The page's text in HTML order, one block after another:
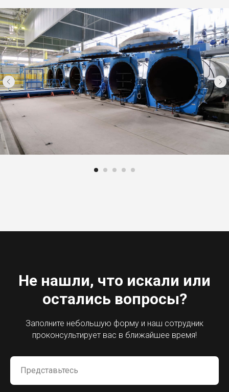
Не нашли, что искали или
остались вопросы?
Заполните небольшую форму и наш сотрудник
проконсультирует вас в ближайшее время!